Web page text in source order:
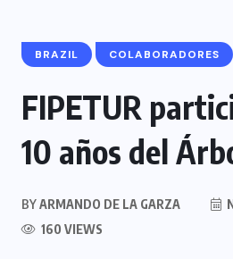
BRAZIL COLABORADORES
FIPETUR
10 años del
BYARMANDO DE LA GARZA
160 VIEWS